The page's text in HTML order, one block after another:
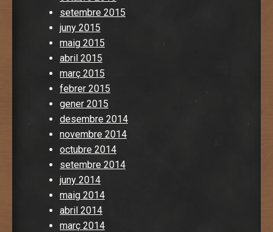
setembre 2015
juny 2015
maig 2015
abril 2015
març 2015
febrer 2015
gener 2015
desembre 2014
novembre 2014
octubre 2014
setembre 2014
juny 2014
maig 2014
abril 2014
març 2014